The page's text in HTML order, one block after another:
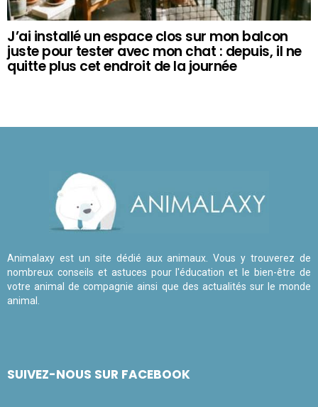
J’ai installé un espace clos sur mon balcon
juste pour tester avec mon chat : depuis, il ne
quitte plus cet endroit de la journée
Animalaxy est un site dédié aux animaux. Vous y trouverez de
nombreux conseils et astuces pour l'éducation et le bien-être de
votre animal de compagnie ainsi que des actualités sur le monde
animal.
SUIVEZ-NOUS SUR FACEBOOK